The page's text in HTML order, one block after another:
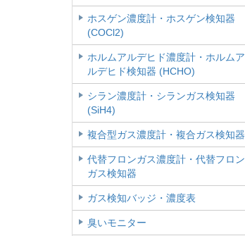
ホスゲン濃度計・ホスゲン検知器
(COCl2)
ホルムアルデヒド濃度計・ホルムア
ルデヒド検知器 (HCHO)
シラン濃度計・シランガス検知器
(SiH4)
複合型ガス濃度計・複合ガス検知器
代替フロンガス濃度計・代替フロン
ガス検知器
ガス検知バッジ・濃度表
臭いモニター